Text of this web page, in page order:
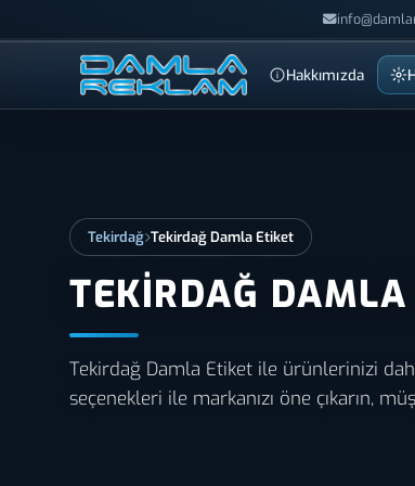
Hakkımızda
Tekirdağ Tekirdağ Damla Etiket
TEKIRDAĞ
Tekirdağ Damla Etiket ile ürünlerinizi
seçenekleri ile markanızı öne çıkarın,